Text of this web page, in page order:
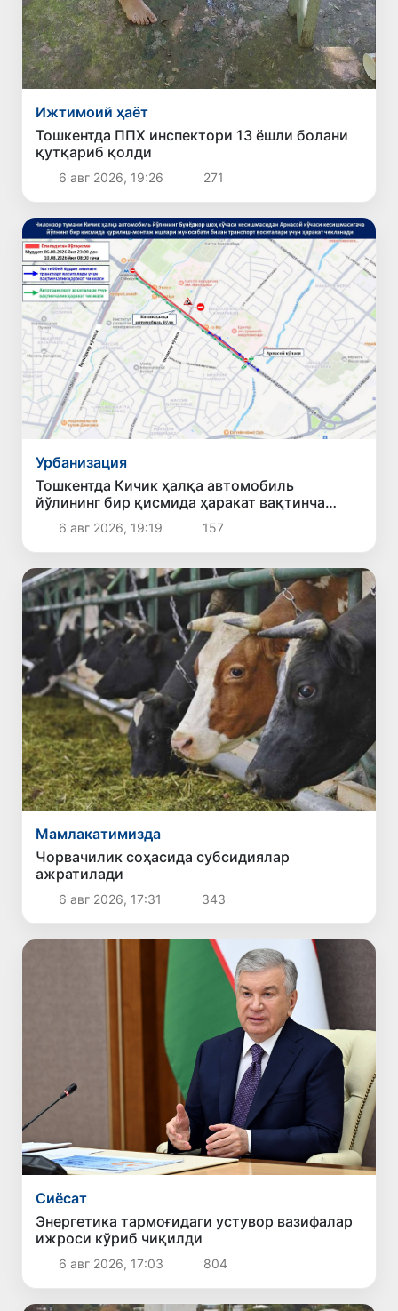
Ижтимоий ҳаёт
Тошкентда ППХ инспектори 13 ёшли болани
қутқариб қолди
6 авг 2026, 19:26 271
Урбанизация
Тошкентда Кичик ҳалқа автомобиль
йўлининг бир қисмида ҳаракат вақтинча
чекланади
6 авг 2026, 19:19 157
Мамлакатимизда
Чорвачилик соҳасида субсидиялар
ажратилади
6 авг 2026, 17:31 343
Сиёсат
Энергетика тармоғидаги устувор вазифалар
ижроси кўриб чиқилди
6 авг 2026, 17:03 804